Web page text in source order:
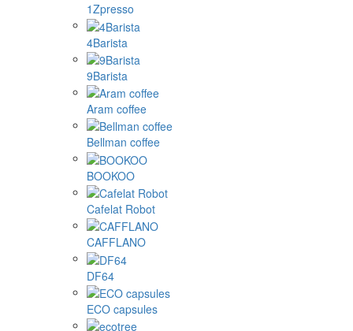
1Zpresso
4Barista
9Barista
Aram coffee
Bellman coffee
BOOKOO
Cafelat Robot
CAFFLANO
DF64
ECO capsules